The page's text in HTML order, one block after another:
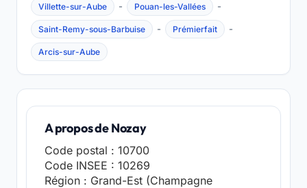
Villette-sur-Aube - Pouan-les-Vallées -
Saint-Remy-sous-Barbuise - Prémierfait -
Arcis-sur-Aube
A propos de Nozay
Code postal : 10700
Code INSEE : 10269
Région : Grand-Est (Champagne